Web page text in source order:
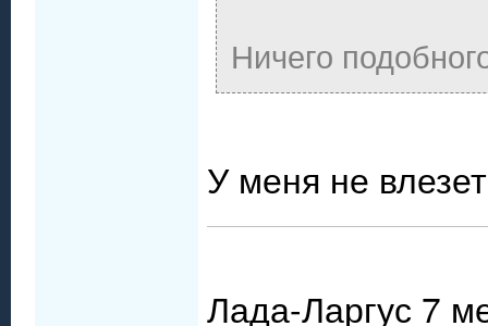
Ничего
У меня не
Лада-Ларгус 7